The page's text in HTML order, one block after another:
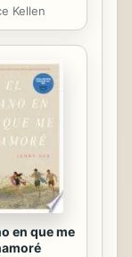
Kellen
en que me